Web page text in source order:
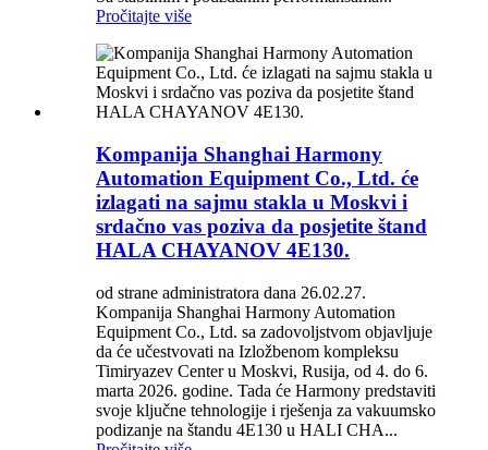
Pročitajte više
Kompanija Shanghai Harmony
Automation Equipment Co., Ltd. će
izlagati na sajmu stakla u Moskvi i
srdačno vas poziva da posjetite štand
HALA CHAYANOV 4E130.
od strane administratora dana 26.02.27.
Kompanija Shanghai Harmony Automation
Equipment Co., Ltd. sa zadovoljstvom objavljuje
da će učestvovati na Izložbenom kompleksu
Timiryazev Center u Moskvi, Rusija, od 4. do 6.
marta 2026. godine. Tada će Harmony predstaviti
svoje ključne tehnologije i rješenja za vakuumsko
podizanje na štandu 4E130 u HALI CHA...